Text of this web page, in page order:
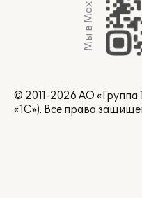
Мы в Max
© 2011-2026 АО
«1С»). Все права